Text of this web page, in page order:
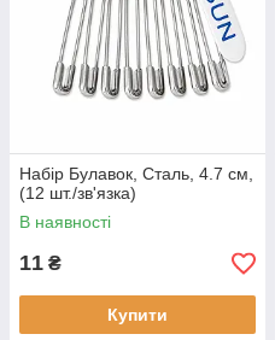
Набір Булавок, Сталь, 4.7 см,
(12 шт./зв'язка)
В наявності
11 ₴
Купити